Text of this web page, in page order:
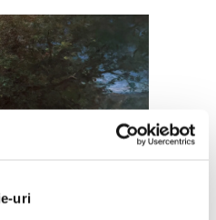
uri
după